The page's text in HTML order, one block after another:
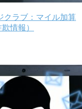
クラブ：マイル加算
情報）